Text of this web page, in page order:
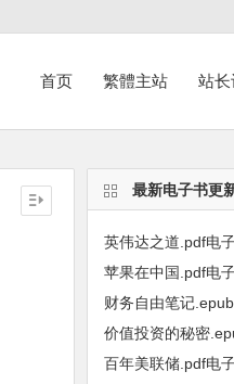
首页 繁體主站 站
最新电子书更